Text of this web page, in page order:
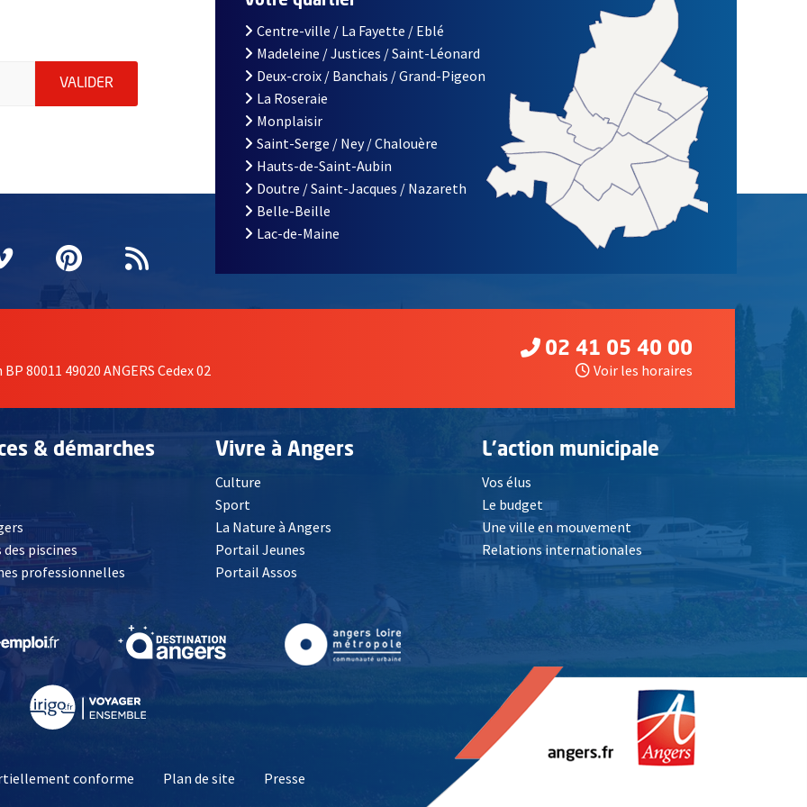
indiquez votre email (champ obligatoire)
VALIDER ENVOYER MA DEMANDE D'INSCRIPTION À LA LETTRE D'INFORMATION DE LA VILLE D'ANGERS
fenêtrefenêtre
une nouvelle fenêtre
Vimeo
, Ouvre une nouvelle fenêtre
Pinterest
, Ouvre une nouvelle fenêtre
Flux RSS
Centre-ville / La Fayette / Eblé
Madeleine / Justices / Saint-Léonard
Deux-croix / Banchais / Grand-Pigeon
La Roseraie
Monplaisir
Saint-Serge / Ney / Chalouère
Hauts-de-Saint-Aubin
Doutre / Saint-Jacques / Nazareth
Belle-Beille
Lac-de-Maine
80011 49020 ANGERS Cedex 02
02 41 05 40 00
Voir les horaires
& démarches
, Ouvre une nouvelle fenêtre
piscines
professionnelles
Vivre à Angers
Culture
Sport
La Nature à Angers
Portail Jeunes
Portail Assos
L'action municipale
Vos élus
Le budget
Une ville en mouvement
Relations internationales
fenêtre , Ouvre une nouvelle fenêtre , Ouvre une nouvelle fenêtre, Ouvre une nouvelle fenêtre
conforme Plan de site Presse , Ouvre une nouvelle fenêtre